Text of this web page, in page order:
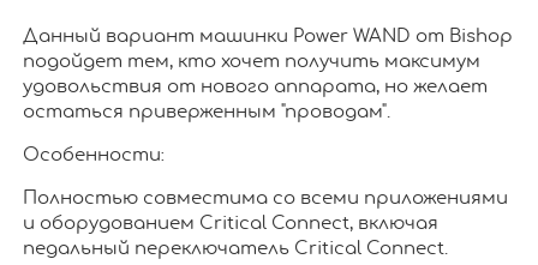
Данный вариант машинки Power WAND от Bishop
подойдет тем, кто хочет получить максимум
удовольствия от нового аппарата, но желает
остаться приверженным "проводам".
Особенности:
Полностью совместима со всеми приложениями
и оборудованием Critical Connect, включая
педальный переключатель Critical Connect.